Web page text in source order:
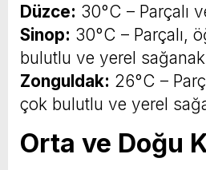
Düzce: 30°C – Parçalı
Sinop: 30°C – Parçalı,
bulutlu ve yerel sağanak
Zonguldak: 26°C –
çok bulutlu ve yerel
Orta ve Doğu